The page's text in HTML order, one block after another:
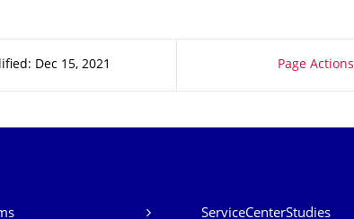
Dec 15, 2021 Page Actions
ServiceCenterStudies